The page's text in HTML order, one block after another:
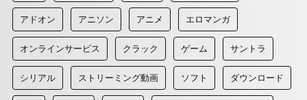
アドオン アニソン アニメ エロマンガ
オンラインサービス クラック ゲーム サントラ
シリアル ストリーミング動画 ソフト ダウンロード